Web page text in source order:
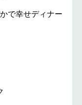
で幸せディナー